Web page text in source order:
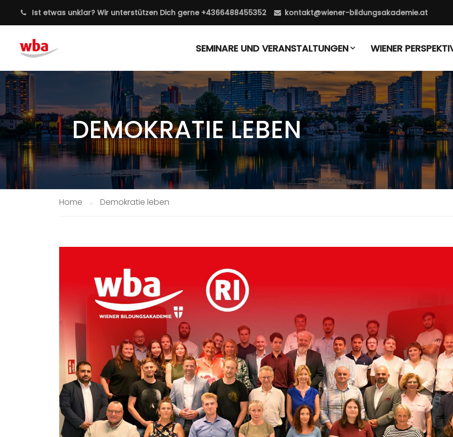
Ist etwas unklar? Wir unterstützen Dich gerne+4366488455352 kontakt@wiener-bildungsakademie.at
SEMINARE UND VERANSTALTUNGEN WIENER
DEMOKRATIE LEBEN
Home Demokratie leben